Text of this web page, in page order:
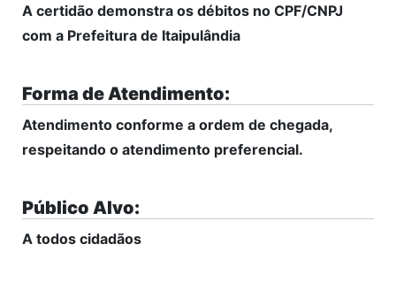
A certidão demonstra os débitos no CPF/CNPJ
com a Prefeitura de Itaipulândia
Forma de Atendimento:
Atendimento conforme a ordem de chegada,
respeitando o atendimento preferencial.
Público Alvo:
A todos cidadãos